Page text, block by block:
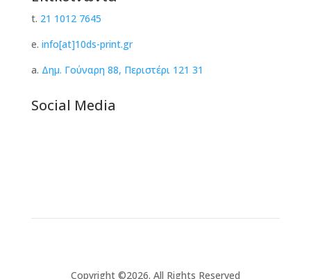
t. 21 1012 7645
e. info[at]10ds-print.gr
a. Δημ. Γούναρη 88, Περιστέρι 121 31
Social Media
Copyright ©2026. All Rights Reserved